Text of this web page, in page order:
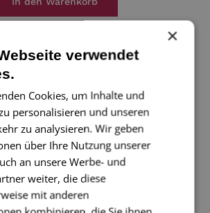
Karte aus unserer Jagd-
Wildschwein - nicht nur für
Sie diese Karte, um sich für eine
zu bedanken!
im Diplomatenformat 17 x
gefüttertem Umschlag.
×
verwendet
Cookies, um Inhalte und
personalisieren und unseren
zu analysieren. Wir geben
über Ihre Nutzung unserer
an unsere Werbe- und
weiter, die diese
mit anderen